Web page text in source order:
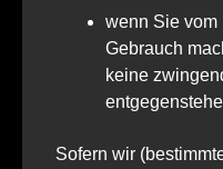
wenn Sie vom
Gebrauch
keine
Sofern wir